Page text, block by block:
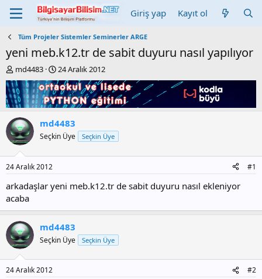
Giriş yap Kayıt ol
Tüm Projeler Sistemler Seminerler ARGE
yeni meb.k12.tr de sabit duyuru nasıl yapılıyor
K
o
n
b
u
y
u
b
a
ş
l
a
t
md4483
B
a
ş
l
a
n
ı
a
r
24 Aralık 2012
md4483
Seçkin Üye Seçkin Üye
24 Aralık 2012 #1
arkadaşlar yeni meb.k12.tr de sabit duyuru nasıl ekleniyor
acaba
md4483
Seçkin Üye Seçkin Üye
24 Aralık 2012 #2